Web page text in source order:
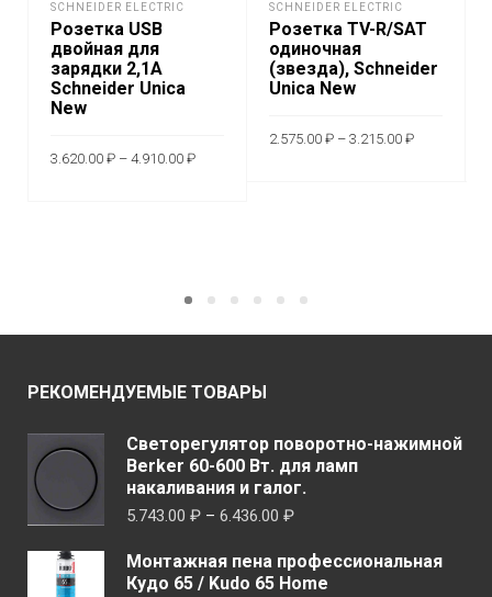
SCHNEIDER ELECTRIC
Розетка USB
двойная для
зарядки 2,1А
Schneider Unica
New
3.620.00 ₽ – 4.910.00 ₽
вариаций.
Опции
выбрать
странице
товара.
SCHNEIDER ELECTRIC
Розетка TV-R/SAT
одиночная
(звезда), Schneider
Unica New
2.575.00 ₽ – 3.215.00 ₽
РЕКОМЕНДУЕМЫЕ ТОВАРЫ
Светорегулятор поворотно-нажимной
Berker 60-600 Вт. для ламп
накаливания и галог.
5.743.00 ₽ – 6.436.00 ₽Диапазон
5.743.00 ₽
–
Монтажная пена профессиональная
Кудо 65 / Kudo 65 Home